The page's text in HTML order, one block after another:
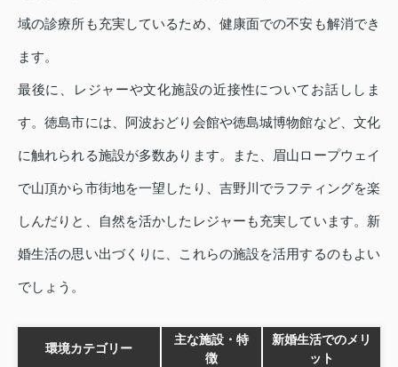
域の診療所も充実しているため、健康面での不安も解消でき
ます。
最後に、レジャーや文化施設の近接性についてお話ししま
す。徳島市には、阿波おどり会館や徳島城博物館など、文化
に触れられる施設が多数あります。また、眉山ロープウェイ
で山頂から市街地を一望したり、吉野川でラフティングを楽
しんだりと、自然を活かしたレジャーも充実しています。新
婚生活の思い出づくりに、これらの施設を活用するのもよい
でしょう。
環境カテゴリー
主な施設・特
徴
新婚生活でのメリ
ット